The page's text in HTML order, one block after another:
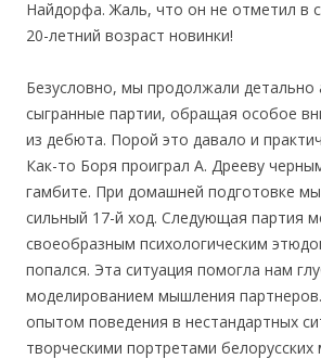
Найдорфа. Жаль, что он не отметил в
20-летний возраст новинки!
Безусловно, мы продолжали детально
сыгранные партии, обращая особое
из дебюта. Порой это давало и
Как-то Боря проиграл А. Дрееву
гамбите. При домашней подготовке
сильный 17-й ход. Следующая партия
своеобразным психологическим
попался. Эта ситуация помогла нам
моделированием мышления
опытом поведения в нестандартных
творческими портретами белорусских